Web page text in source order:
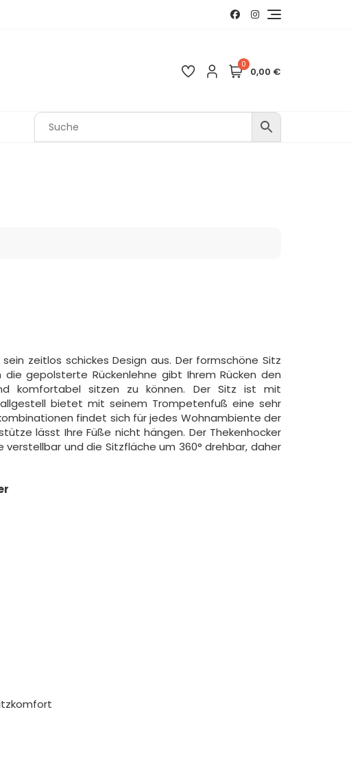
0
0,00 €
zeitlos schickes Design aus. Der formschöne Sitz
gepolsterte Rückenlehne gibt Ihrem Rücken den
komfortabel sitzen zu können. Der Sitz ist mit
bietet mit seinem Trompetenfuß eine sehr
findet sich für jedes Wohnambiente der
lässt Ihre Füße nicht hängen. Der Thekenhocker
und die Sitzfläche um 360° drehbar, daher